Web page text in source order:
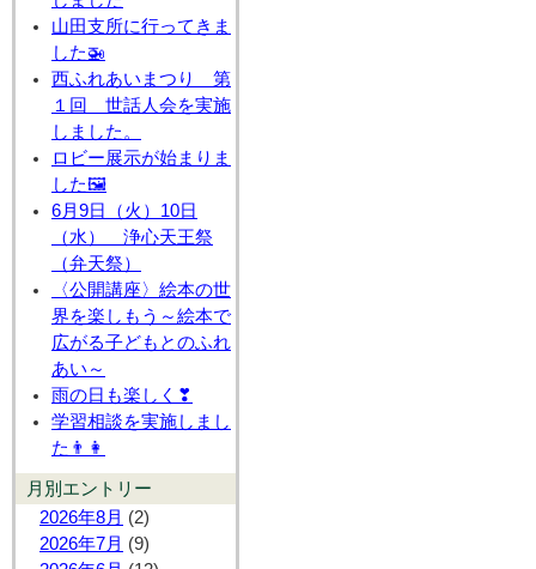
山田支所に行ってきま
した🚁
西ふれあいまつり 第
１回 世話人会を実施
しました。
ロビー展示が始まりま
した🖼
6月9日（火）10日
（水） 浄心天王祭
（弁天祭）
〈公開講座〉絵本の世
界を楽しもう～絵本で
広がる子どもとのふれ
あい～
雨の日も楽しく❣
学習相談を実施しまし
た👨👩
月別エントリー
2026年8月 (2)
2026年7月 (9)